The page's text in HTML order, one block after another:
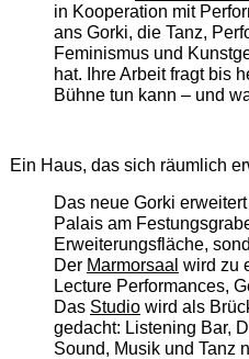
in Kooperation mit
ans Gorki, die Tanz,
Feminismus und
hat. Ihre Arbeit fragt bis
Bühne tun kann – und
Ein Haus, das sich räumlich
Das neue Gorki
Palais am
Erweiterungsfläche,
Der Marmorsaal wird zu
Lecture Performances,
Das Studiowird als
gedacht: Listening Bar,
Sound, Musik und Tanz